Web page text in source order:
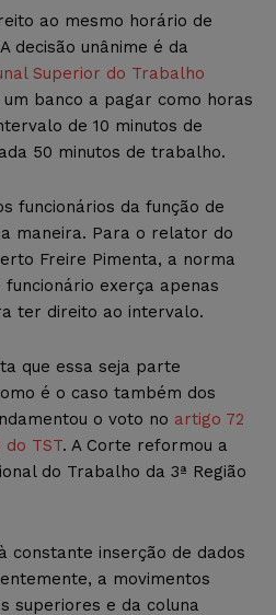
ao mesmo horário de
decisão unânime é da
Superior do Trabalho
um banco a pagar como horas
de 10 minutos de
50 minutos de trabalho.
funcionários da função de
maneira. Para o relator do
Freire Pimenta, a norma
exerça apenas
ter direito ao intervalo.
que essa seja parte
é o caso também dos
o voto no artigo 72
do TST. A Corte reformou a
do Trabalho da 3ª Região
constante inserção de dados
a movimentos
superiores e da coluna